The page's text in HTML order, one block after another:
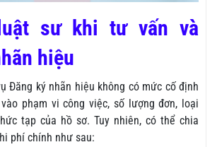
sư khi tư vấn và
hiệu
Đăng ký nhãn hiệu không có mức cố định
phạm vi công việc, số lượng đơn, loại
tạp của hồ sơ. Tuy nhiên, có thể chia
phí chính như sau: